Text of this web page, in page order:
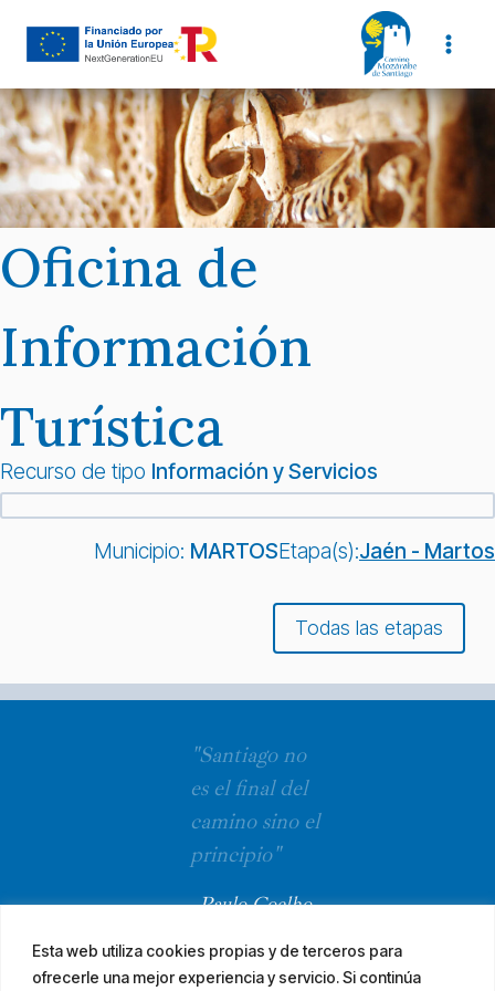
Esta web utiliza cookies propias y de terceros para
ofrecerle una mejor experiencia y servicio. Si continúa
Oficina de
Información
Turística
Recurso de tipo Información y Servicios
Municipio: MARTOSEtapa(s):Jaén - Martos
Todas las etapas
"Santiago no
es el final del
camino sino el
principio"
Paulo Coelho